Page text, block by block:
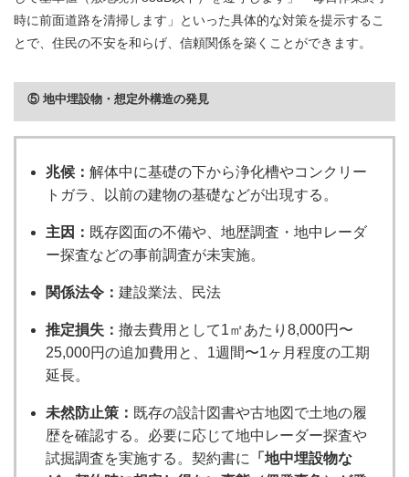
時に前面道路を清掃します」といった具体的な対策を提示するこ
とで、住民の不安を和らげ、信頼関係を築くことができます。
⑤ 地中埋設物・想定外構造の発見
兆候： 解体中に基礎の下から浄化槽やコンクリー
トガラ、以前の建物の基礎などが出現する。
主因： 既存図面の不備や、地歴調査・地中レーダ
ー探査などの事前調査が未実施。
関係法令： 建設業法、民法
推定損失： 撤去費用として1㎡あたり8,000円〜
25,000円の追加費用と、1週間〜1ヶ月程度の工期
延長。
未然防止策： 既存の設計図書や古地図で土地の履
歴を確認する。必要に応じて地中レーダー探査や
試掘調査を実施する。契約書に 「地中埋設物な